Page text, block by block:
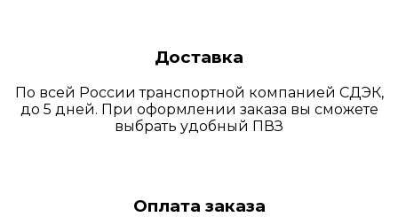
Доставка
По всей России транспортной компанией СДЭК,
до 5 дней. При оформлении заказа вы сможете
выбрать удобный ПВЗ
Оплата заказа